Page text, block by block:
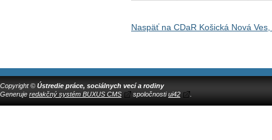
Naspäť na CDaR Košická Nová
Copyright © Ústredie práce, sociálnych vecí a rodiny
Generuje redakčný systém BUXUS CMS spoločnostiui42